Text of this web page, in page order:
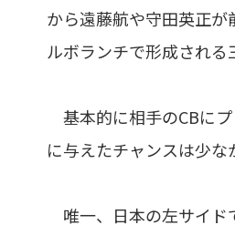
から遠藤航や守田英正
ルボランチで形成される
基本的に相手のCBに
に与えたチャンスは少な
唯一、日本の左サイド